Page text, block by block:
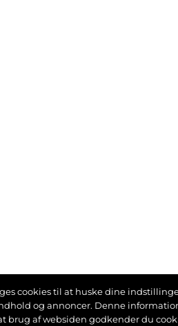
cookies til at huske dine
og annoncer. Denne
brug af websiden godkender du